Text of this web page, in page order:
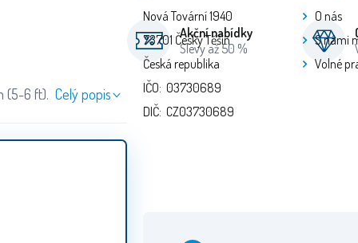
(5-6 ft). Celý popis
Akční nabídky
Slevy až 50 %
Nová Tovární 1940
73701 Český Těšín
Česká republika
IČO: 03730689
DIČ: CZ03730689
O nás
S námi
Volné